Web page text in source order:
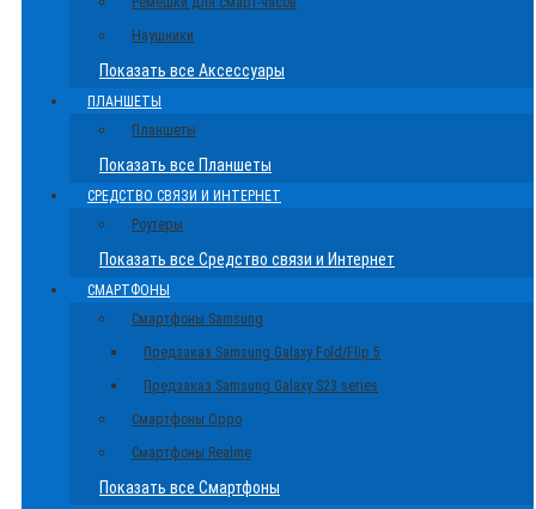
Наушники
Показать все Аксессуары
ПЛАНШЕТЫ
Планшеты
Показать все Планшеты
СРЕДСТВО СВЯЗИ И ИНТЕРНЕТ
Роутеры
Показать все Средство связи и Интернет
СМАРТФОНЫ
Смартфоны Samsung
Предзаказ Samsung Galaxy Fold/Flip 5
Предзаказ Samsung Galaxy S23 series
Смартфоны Oppo
Смартфоны Realme
Показать все Смартфоны